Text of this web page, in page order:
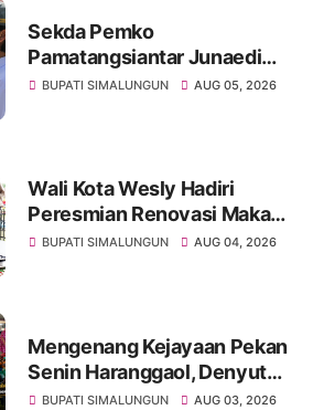
Sekda Pemko
Pamatangsiantar Junaedi
Pembina Upacara
BUPATI SIMALUNGUN AUG 05, 2026
Wali Kota Wesly Hadiri
Peresmian Renovasi Makam
dr. Djasamen Saragih, Ajak
BUPATI SIMALUNGUN AUG 04, 2026
Mengenang Kejayaan Pekan
Senin Haranggaol, Denyut
Ekonomi di Tepi Danau Toba
BUPATI SIMALUNGUN AUG 03, 2026